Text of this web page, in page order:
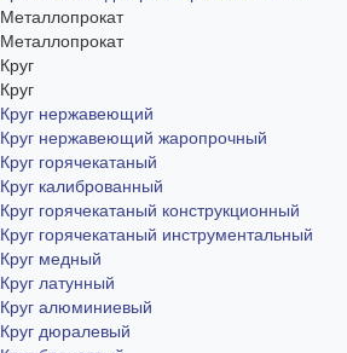
Металлопрокат
Металлопрокат
Круг
Круг
Круг нержавеющий
Круг нержавеющий жаропрочный
Круг горячекатаный
Круг калиброванный
Круг горячекатаный конструкционный
Круг горячекатаный инструментальный
Круг медный
Круг латунный
Круг алюминиевый
Круг дюралевый